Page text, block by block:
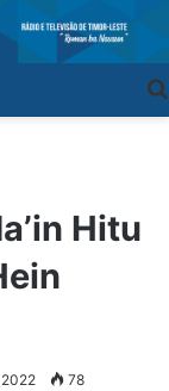
Hitu
78